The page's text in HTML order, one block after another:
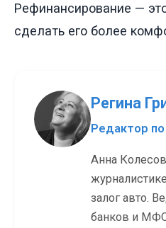
Рефинансирование —
сделать его более
Регина
Редактор
Анна
залог авто.
банков и